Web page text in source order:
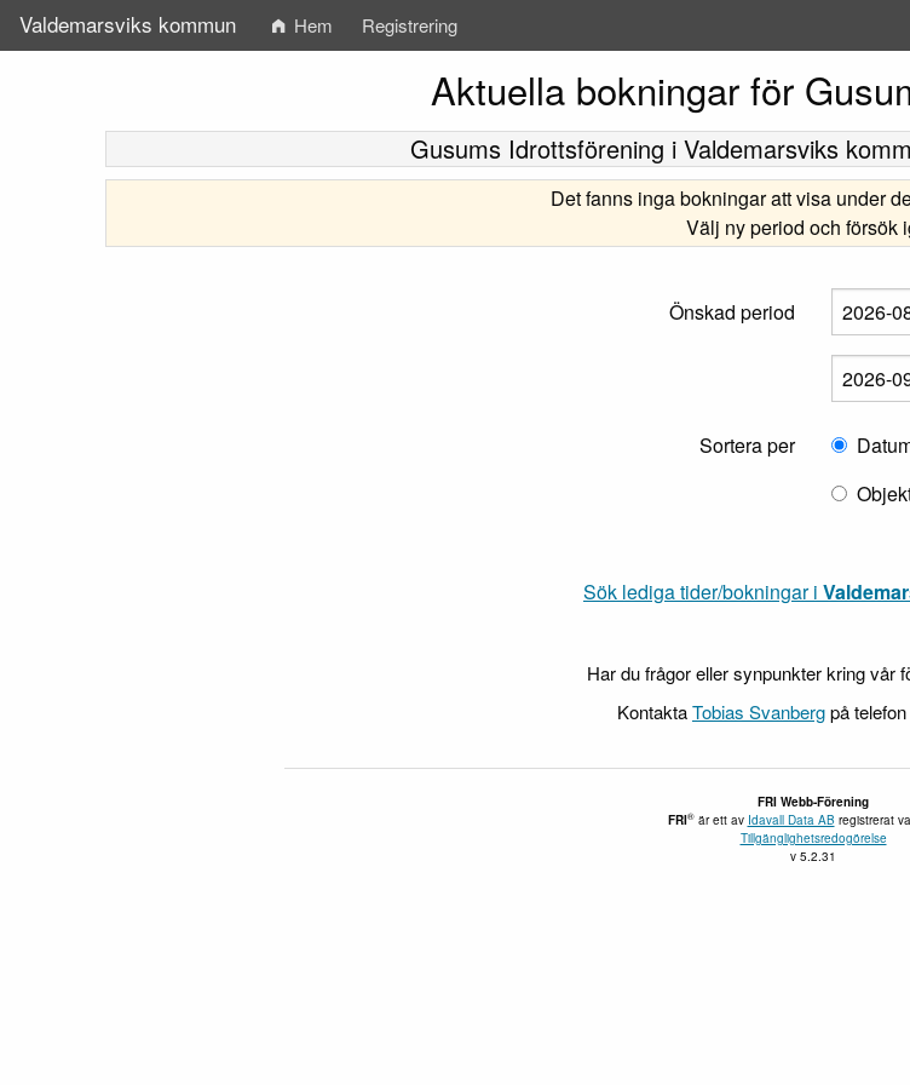
Valdemarsviks kommun Hem Registrering
Aktuella bokningar för
Gusums Idrottsförening i Valdemarsviks
Det fanns inga bokningar att visa under
Välj ny period och försök
Önskad period
Sortera per
Sök lediga tider/bokningar i
Har du frågor eller synpunkter kring vår
KontaktaTobias Svanbergpå telefon
FRI Webb-Förening
FRI®är ett av Idavall Data AB registrerat
Tillgänglighetsredogörelse
v 5.2.31